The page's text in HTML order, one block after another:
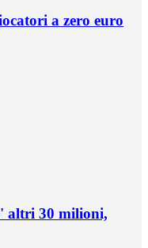
a zero euro
altri 30 milioni,